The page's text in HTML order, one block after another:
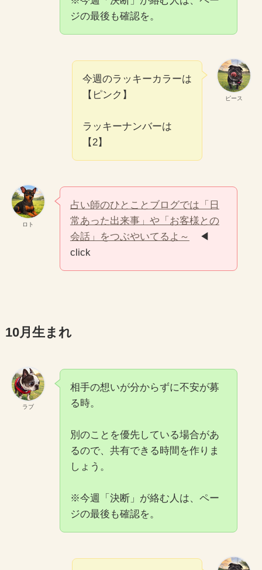
ジの最後も確認を。
ピース
今週のラッキーカラーは
【ピンク】
ラッキーナンバーは
【2】
ロト
占い師のひとことブログでは「日
常あった出来事」や「お客様との
会話」をつぶやいてるよ～
◀
click
10月生まれ
ラブ
相手の想いが分からずに不安が募
る時。
別のことを優先している場合があ
るので、共有できる時間を作りま
しょう。
※今週「決断」が絡む人は、ペー
ジの最後も確認を。